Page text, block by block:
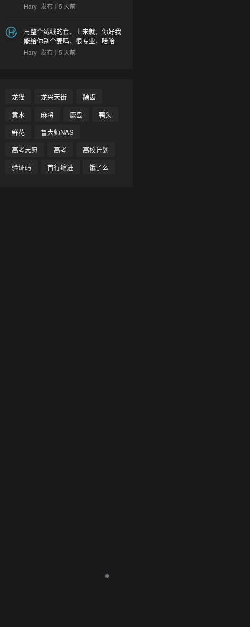
Hary 发布于5 天前
再整个绒绒的套，上来就，你好我
能给你别个麦吗，很专业，哈哈
Hary 发布于5 天前
龙猫 龙兴天街
龋齿
黄水
麻将 鹿岛
鸭头
鲜花
鲁大师NAS
高考志愿
高考
高校计划
验证码
首行缩进 饿了么